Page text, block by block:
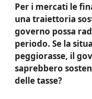
Per i mercati le
una traiettoria
governo possa
periodo. Se la
peggiorasse, il
saprebbero
delle tasse?